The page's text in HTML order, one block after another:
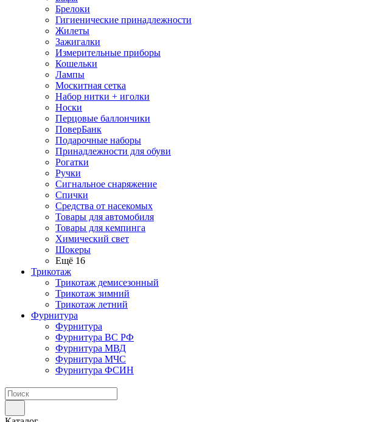
Брелоки
Гигиенические принадлежности
Жилеты
Зажигалки
Измерительные приборы
Кошельки
Лампы
Москитная сетка
Набор нитки + иголки
Носки
Перцовые баллончики
ПоверБанк
Подарочные наборы
Принадлежности для обуви
Рогатки
Ручки
Сигнальное снаряжение
Спички
Средства от насекомых
Товары для автомобиля
Товары для кемпинга
Химический свет
Шокеры
Ещё 16
Трикотаж
Трикотаж демисезонный
Трикотаж зимний
Трикотаж летний
Фурнитура
Фурнитура
Фурнитура ВС РФ
Фурнитура МВД
Фурнитура МЧС
Фурнитура ФСИН